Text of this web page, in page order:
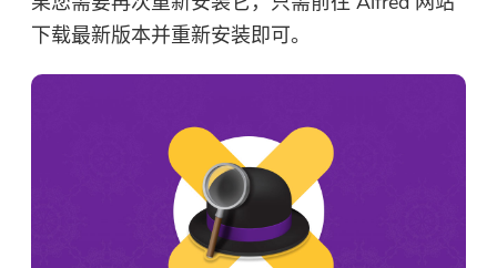
下载最新版本并重新安装即可。